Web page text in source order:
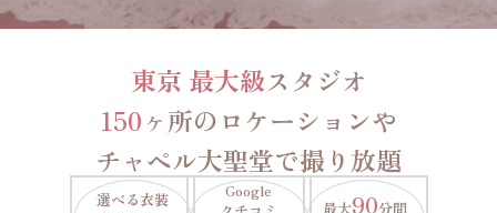
東京 最大級スタジオ
150ヶ所のロケーションや
チャペル大聖堂で撮り放題
選べる衣装
Google
最大90分間